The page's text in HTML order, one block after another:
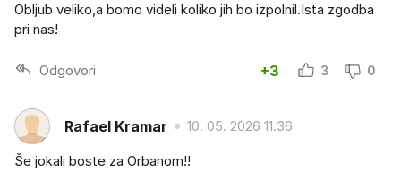
Obljub veliko,a bomo videli koliko jih bo izpolnil.Ista zgodba
pri nas!
Odgovori +3 3 0
Rafael Kramar 10. 05. 2026 11.36
Še jokali boste za Orbanom!!